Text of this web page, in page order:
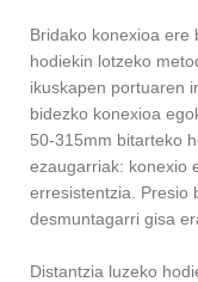
Bridako konexioa ere
hodiekin lotzeko
ikuskapen portuaren
bidezko konexioa
50-315mm bitarteko
ezaugarriak: konexio
erresistentzia. Presio
desmuntagarri gisa
Distantzia luzeko